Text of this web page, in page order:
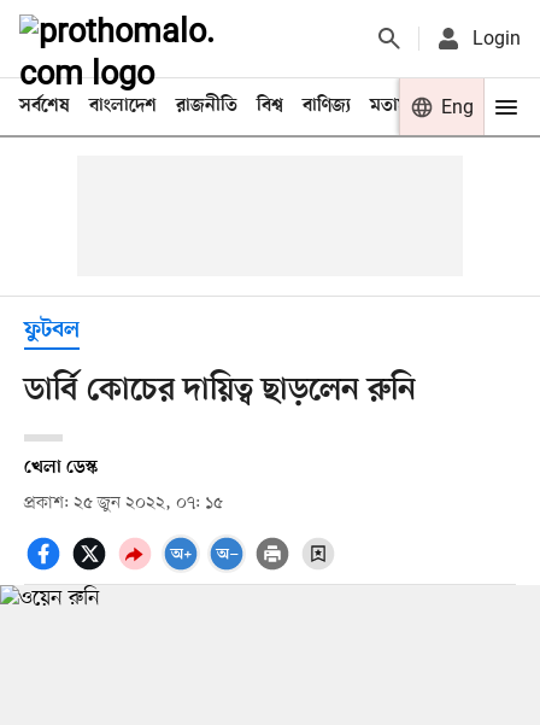
Login
সর্বশেষ বাংলাদেশ রাজনীতি বিশ্ব বাণিজ্য মতামত খেলা
Eng
ফুটবল
ডার্বি কোচের দায়িত্ব ছাড়লেন রুনি
খেলা ডেস্ক
প্রকাশ: ২৫ জুন ২০২২, ০৭: ১৫